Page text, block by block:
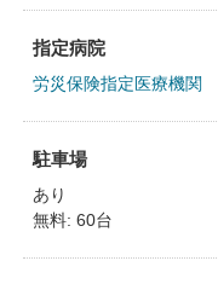
指定病院
労災保険指定医療機関
駐車場
あり
無料: 60台